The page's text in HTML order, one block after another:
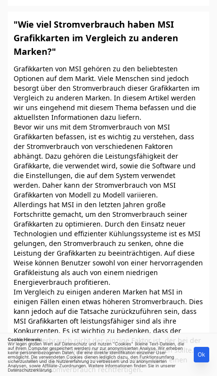
"Wie viel Stromverbrauch haben MSI
Grafikkarten im Vergleich zu anderen
Marken?"
Grafikkarten von MSI gehören zu den beliebtesten
Optionen auf dem Markt. Viele Menschen sind jedoch
besorgt über den Stromverbrauch dieser Grafikkarten im
Vergleich zu anderen Marken. In diesem Artikel werden
wir uns eingehend mit diesem Thema befassen und die
aktuellsten Informationen dazu liefern.
Bevor wir uns mit dem Stromverbrauch von MSI
Grafikkarten befassen, ist es wichtig zu verstehen, dass
der Stromverbrauch von verschiedenen Faktoren
abhängt. Dazu gehören die Leistungsfähigkeit der
Grafikkarte, die verwendet wird, sowie die Software und
die Einstellungen, die auf dem System verwendet
werden. Daher kann der Stromverbrauch von MSI
Grafikkarten von Modell zu Modell variieren.
Allerdings hat MSI in den letzten Jahren große
Fortschritte gemacht, um den Stromverbrauch seiner
Grafikkarten zu optimieren. Durch den Einsatz neuer
Technologien und effizienter Kühlungssysteme ist es MSI
gelungen, den Stromverbrauch zu senken, ohne die
Leistung der Grafikkarten zu beeinträchtigen. Auf diese
Weise können Benutzer sowohl von einer hervorragenden
Grafikleistung als auch von einem niedrigen
Energieverbrauch profitieren.
Im Vergleich zu einigen anderen Marken hat MSI in
einigen Fällen einen etwas höheren Stromverbrauch. Dies
kann jedoch auf die Tatsache zurückzuführen sein, dass
MSI Grafikkarten oft leistungsfähiger sind als ihre
Konkurrenten. Es ist wichtig zu bedenken, dass der
Energieverbrauch nicht der einzige Faktor ist, der bei der
Auswahl einer Grafikkarte berücksichtigt werden sollte.
Die Leistung, die MSI Grafikkarten bieten, kann einen
höheren Stromverbrauch rechtfertigen.
Cookie Hinweis:
Wir legen großen Wert auf Datenschutz und nutzen "Cookies" (kleine Text-Dateien, die
auf Ihrem Computer gespeichert werden) nur zur anonymisierten Analyse. Wir erheben
keine personenbezogenen Daten, die eine direkte Identifikation einzelner User
ermöglicht. Die verwendeten Cookies dienen lediglich dazu, den Funktionsumfang
sicherzustellen und die Nutzererfahrung zu verbessern und zu anonymisierten
Analysen, sowie Affiliate-Zuordnungen. Weitere Informationen finden Sie in unserer
Datenschutzerklärung.
Ok